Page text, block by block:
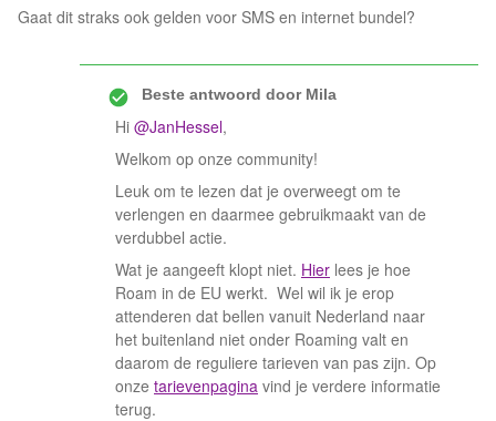
Gaat dit straks ook gelden voor SMS en internet bundel?
Beste antwoord doorMila
Hi @JanHessel,
Welkom op onze community!
Leuk om te lezen dat je overweegt om te
verlengen en daarmee gebruikmaakt van de
verdubbel actie.
Wat je aangeeft klopt niet. Hier lees je hoe
Roam in de EU werkt. Wel wil ik je erop
attenderen dat bellen vanuit Nederland naar
het buitenland niet onder Roaming valt en
daarom de reguliere tarieven van pas zijn. Op
onze tarievenpagina vind je verdere informatie
terug.